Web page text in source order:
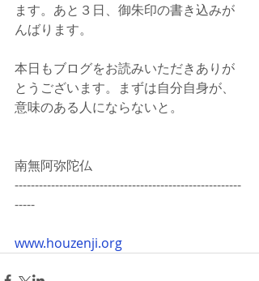
ます。あと３日、御朱印の書き込みが
んばります。
本日もブログをお読みいただきありが
とうございます。まずは自分自身が、
意味のある人にならないと。
南無阿弥陀仏
--------------------------------------------------------
-----
www.houzenji.org